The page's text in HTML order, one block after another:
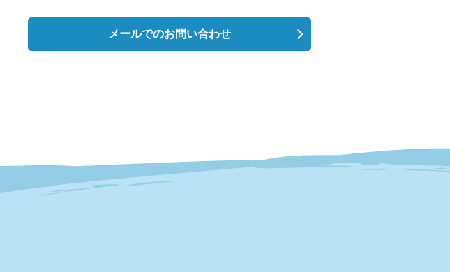
メールでのお問い合わせ